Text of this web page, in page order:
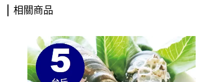
相關商品